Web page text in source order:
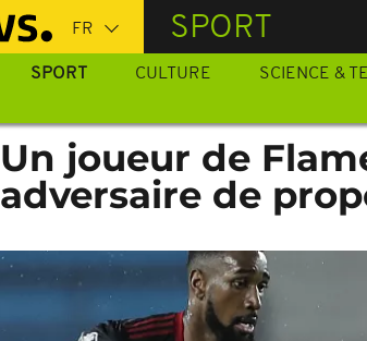
SPORT
SPORT CULTURE SCIENCE &
Un joueur de
adversaire de